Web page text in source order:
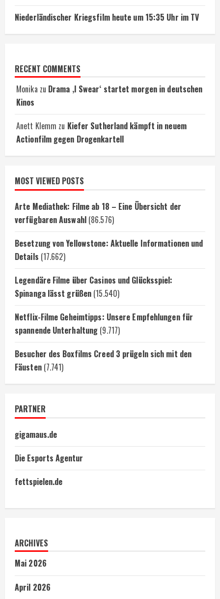
Niederländischer Kriegsfilm heute um 15:35 Uhr im TV
RECENT COMMENTS
Monika zu Drama ‚I Swear‘ startet morgen in deutschen
Kinos
Anett Klemm zu Kiefer Sutherland kämpft in neuem
Actionfilm gegen Drogenkartell
MOST VIEWED POSTS
Arte Mediathek: Filme ab 18 – Eine Übersicht der
verfügbaren Auswahl (86.576)
Besetzung von Yellowstone: Aktuelle Informationen und
Details (17.662)
Legendäre Filme über Casinos und Glücksspiel:
Spinanga lässt grüßen (15.540)
Netflix-Filme Geheimtipps: Unsere Empfehlungen für
spannende Unterhaltung (9.717)
Besucher des Boxfilms Creed 3 prügeln sich mit den
Fäusten (7.741)
PARTNER
gigamaus.de
Die Esports Agentur
fettspielen.de
ARCHIVES
Mai 2026
April 2026